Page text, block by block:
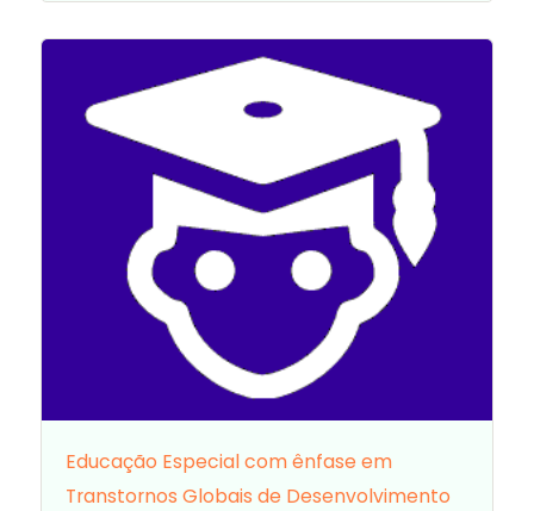
Educação Especial com ênfase em
Transtornos Globais de Desenvolvimento